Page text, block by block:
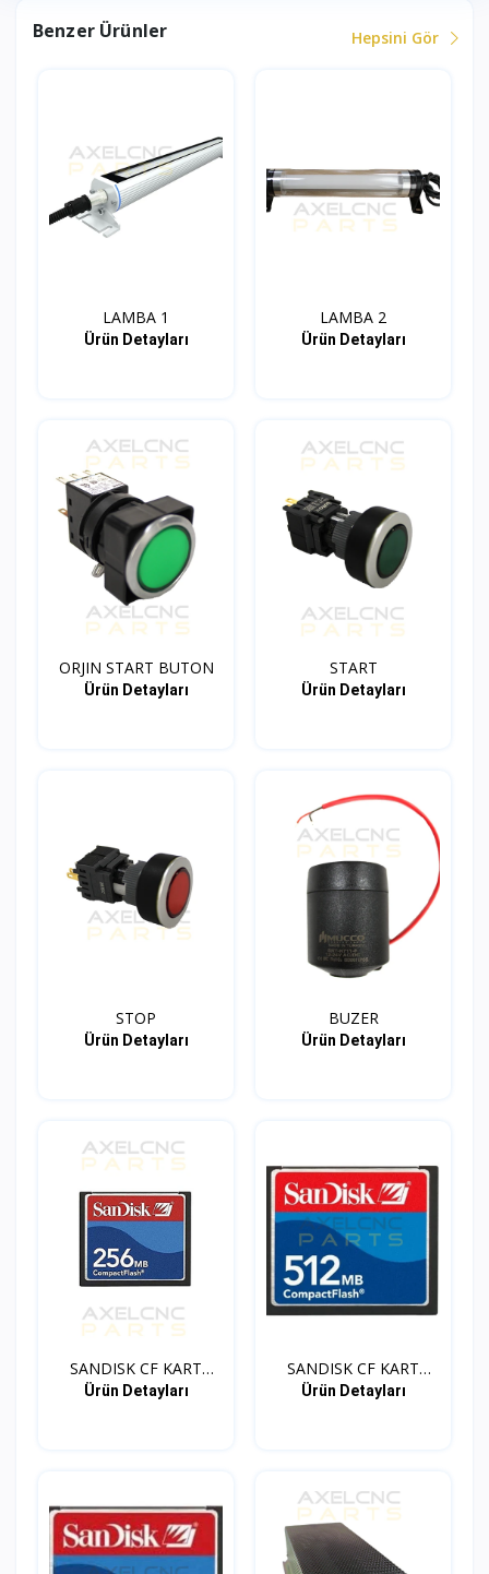
Benzer Ürünler Hepsini Gör
LAMBA 1
Ürün Detayları
LAMBA 2
Ürün Detayları
ORJIN START BUTON
Ürün Detayları
START
Ürün Detayları
STOP
Ürün Detayları
BUZER
Ürün Detayları
SANDISK CF KART
ADAPTOR...
Ürün Detayları
SANDISK CF KART
ADAPTOR...
Ürün Detayları